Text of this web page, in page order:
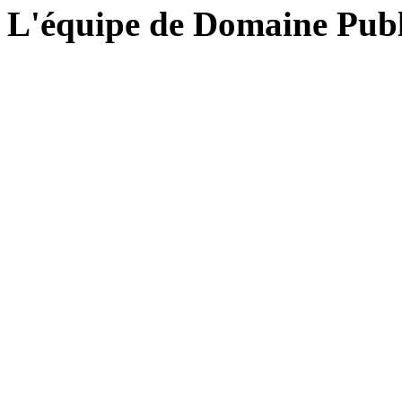
L'équipe de Domaine